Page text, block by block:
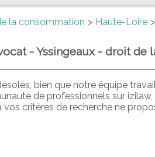
la consommation Haute-Loire
- Yssingeaux - droit de
bien que notre équipe
de professionnels sur
critères de recherche ne